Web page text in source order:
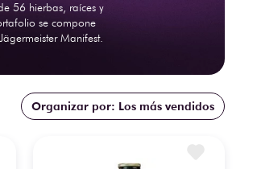
56 hierbas, raíces y
se compone
Manifest.
Los más vendidos